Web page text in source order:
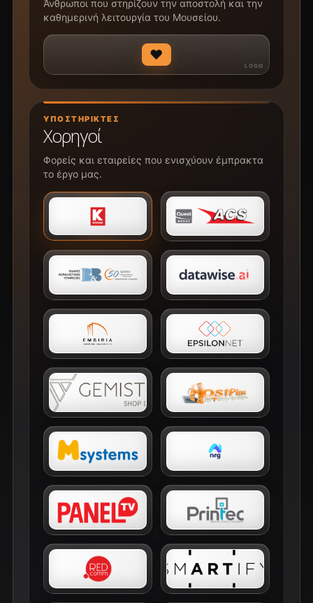
Άνθρωποι που στηρίζουν την αποστολή και την
καθημερινή λειτουργία του Μουσείου.
♥
ΥΠΟΣΤΗΡΙΚΤΈΣ
Χορηγοί
Φορείς και εταιρείες που ενισχύουν έμπρακτα
το έργο μας.